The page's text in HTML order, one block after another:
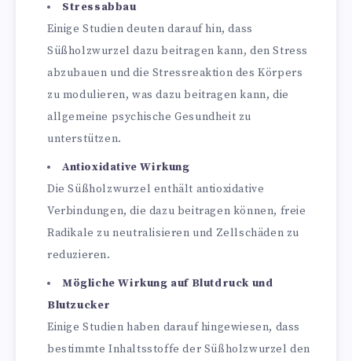
Stressabbau
Einige Studien deuten darauf hin, dass
Süßholzwurzel dazu beitragen kann, den Stress
abzubauen und die Stressreaktion des Körpers
zu modulieren, was dazu beitragen kann, die
allgemeine psychische Gesundheit zu
unterstützen.
Antioxidative Wirkung
Die Süßholzwurzel enthält antioxidative
Verbindungen, die dazu beitragen können, freie
Radikale zu neutralisieren und Zellschäden zu
reduzieren.
Mögliche Wirkung auf Blutdruck und
Blutzucker
Einige Studien haben darauf hingewiesen, dass
bestimmte Inhaltsstoffe der Süßholzwurzel den